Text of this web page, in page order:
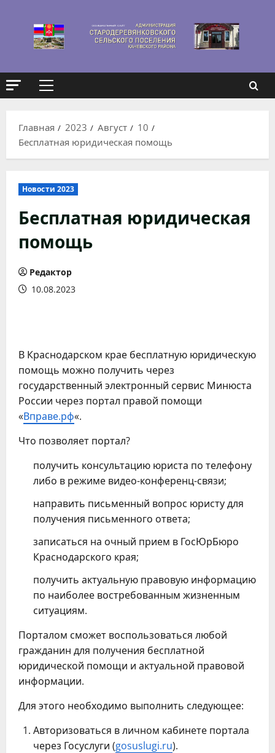
содержимому
Основное
Главная
2023 Август
10
Бесплатная юридическая помощь
Новости 2023
Бесплатная юридическая
помощь
Редактор
10.08.2023
В Краснодарском крае бесплатную юридическую
помощь можно получить через
государственный электронный сервис Минюста
России через портал правой помощи
«Вправе.рф«.
Что позволяет портал?
получить консультацию юриста по телефону
либо в режиме видео-конференц-связи;
направить письменный вопрос юристу для
получения письменного ответа;
записаться на очный прием в ГосЮрБюро
Краснодарского края;
получить актуальную правовую информацию
по наиболее востребованным жизненным
ситуациям.
Порталом сможет воспользоваться любой
гражданин для получения бесплатной
юридической помощи и актуальной правовой
информации.
Для этого необходимо выполнить следующее:
Авторизоваться в личном кабинете портала
через Госуслуги (gosuslugi.ru).